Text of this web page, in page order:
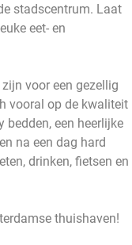
stadscentrum. Laat
eet- en
voor een gezellig
vooral op de kwaliteit
bedden, een heerlijke
na een dag hard
drinken, fietsen en
thuishaven!